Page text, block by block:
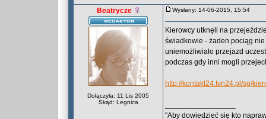
Beatrycze
Dołączyła: 11 Lis 2005
Skąd: Legnica
Wysłany: 14-06-2015, 15:54
Kierowcy utknęli na
świadkowie - żaden pociąg
uniemożliwiało przejazd
podczas gdy inni mogli
http://kontakt24.tvn24.pl/sg/
"Aby dowiedzieć się kto